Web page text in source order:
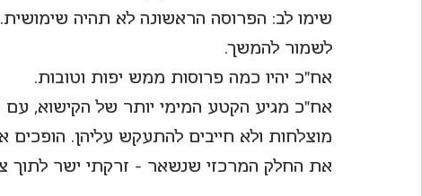
לשמור להמשך.
אח"כ יהיו כמה פרוסות ממש יפות וטובות.
אח"כ מגיע הקטע המימי יותר של הקישוא,
מוצלחות ולא חייבים להתעקש עליהן.
את החלק המרכזי שנשאר - זרקתי ישר לתוך